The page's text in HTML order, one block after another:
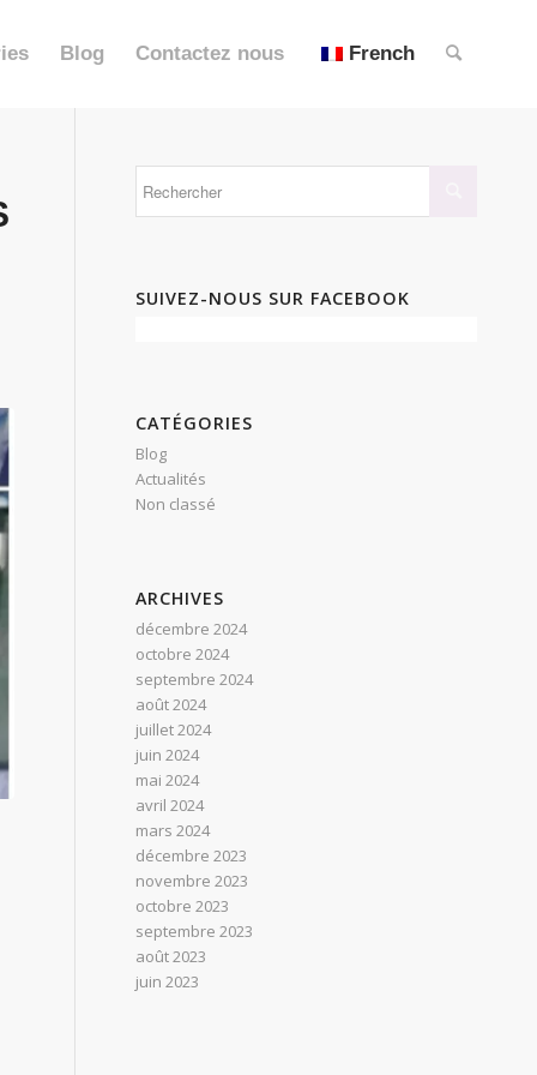
Blog Contactez nous French
SUIVEZ-NOUS SUR FACEBOOK
CATÉGORIES
Blog
Actualités
Non classé
ARCHIVES
décembre 2024
octobre 2024
septembre 2024
août 2024
juillet 2024
juin 2024
mai 2024
avril 2024
mars 2024
décembre 2023
novembre 2023
octobre 2023
septembre 2023
août 2023
juin 2023